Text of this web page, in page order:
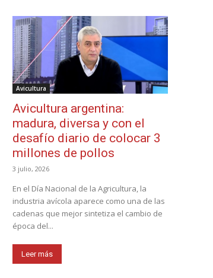
Avicultura
Avicultura argentina:
madura, diversa y con el
desafío diario de colocar 3
millones de pollos
3 julio, 2026
En el Día Nacional de la Agricultura, la
industria avícola aparece como una de las
cadenas que mejor sintetiza el cambio de
época del...
Leer más